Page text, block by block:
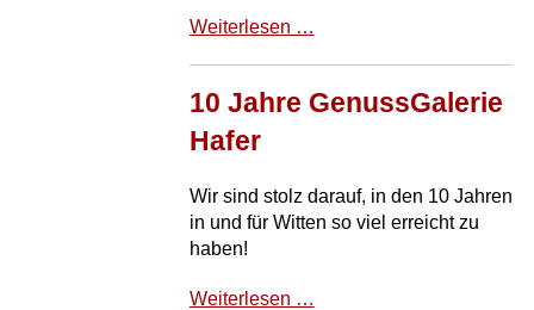
Weiterlesen …
Adventskalender
10 Jahre GenussGalerie
Hafer
Wir sind stolz darauf, in den 10 Jahren
in und für Witten so viel erreicht zu
haben!
Weiterlesen …